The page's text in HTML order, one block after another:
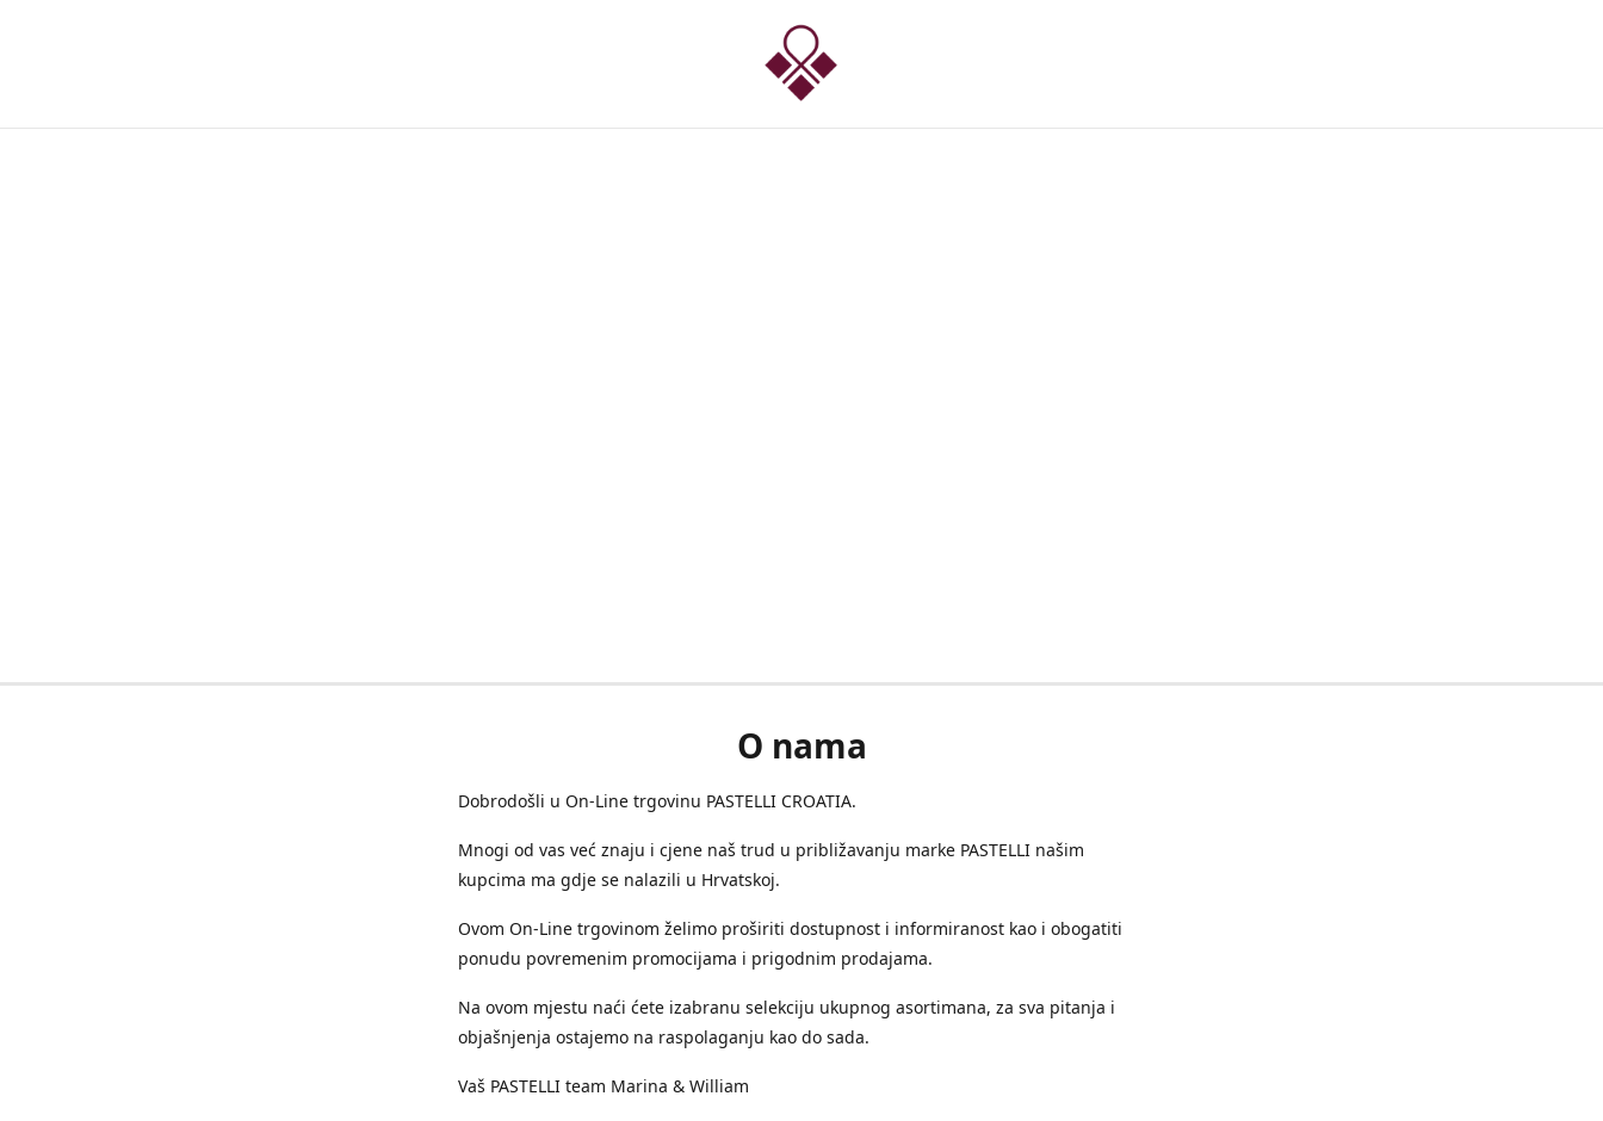
O nama
Dobrodošli u On-Line trgovinu PASTELLI CROATIA.
Mnogi od vas već znaju i cjene naš trud u približavanju marke PASTELLI našim
kupcima ma gdje se nalazili u Hrvatskoj.
Ovom On-Line trgovinom želimo proširiti dostupnost i informiranost kao i obogatiti
ponudu povremenim promocijama i prigodnim prodajama.
Na ovom mjestu naći ćete izabranu selekciju ukupnog asortimana, za sva pitanja i
objašnjenja ostajemo na raspolaganju kao do sada.
Vaš PASTELLI team Marina & William